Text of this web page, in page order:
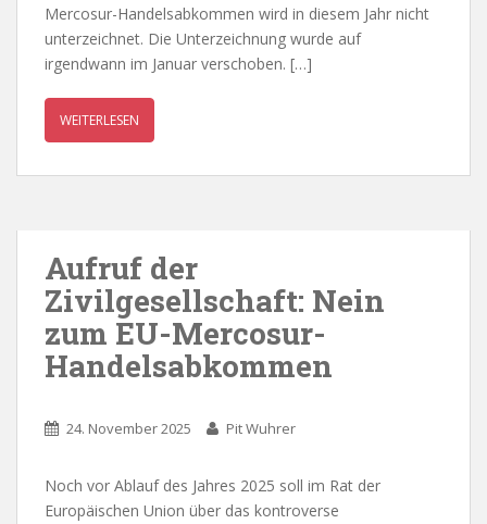
Mercosur-Handelsabkommen wird in diesem Jahr nicht
unterzeichnet. Die Unterzeichnung wurde auf
irgendwann im Januar verschoben. […]
WEITERLESEN
Aufruf der
Zivilgesellschaft: Nein
zum EU-Mercosur-
Handelsabkommen
24. November 2025 Pit Wuhrer
Noch vor Ablauf des Jahres 2025 soll im Rat der
Europäischen Union über das kontroverse